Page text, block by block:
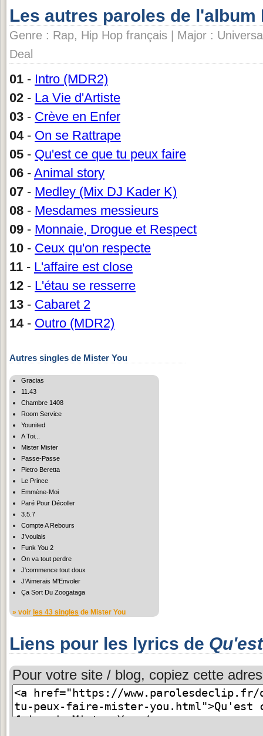
Les autres paroles de l'album
Genre : Rap, Hip Hop français | Major :
Deal
01 - Intro (MDR2)
02 - La Vie d'Artiste
03 - Crève en Enfer
04- On se Rattrape
05 - Qu'est ce que tu peux faire
06 - Animal story
07 - Medley (Mix DJ Kader K)
08 - Mesdames messieurs
09 - Monnaie, Drogue et Respect
10 - Ceux qu'on respecte
11 - L'affaire est close
12 - L'étau se resserre
13 - Cabaret 2
14- Outro (MDR2)
Autres singles de Mister You
Gracias
11.43
Chambre 1408
Room Service
Younited
A Toi...
Mister Mister
Passe-Passe
Pietro Beretta
Le Prince
Emmène-Moi
Paré Pour Décoller
3.5.7
Compte A Rebours
J'voulais
Funk You 2
On va tout perdre
J'commence tout doux
J'Aimerais M'Envoler
Ça Sort Du Zoogataga
» voir les 43 singles de Mister You
Liens pour les lyrics de
Pour votre site / blog, copiez cette